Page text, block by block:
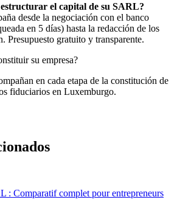
el capital de su SARL?
desde la negociación con el banco
en 5 días) hasta la redacción de los
Presupuesto gratuito y transparente.
su empresa?
en cada etapa de la constitución de
fiduciarios en Luxemburgo.
: Comparatif complet pour entrepreneurs